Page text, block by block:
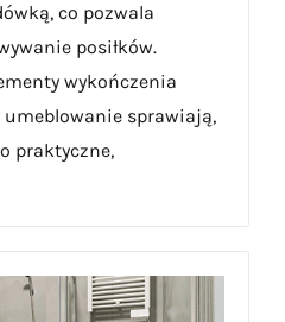
co pozwala
posiłków.
wykończenia
umeblowanie sprawiają,
praktyczne,